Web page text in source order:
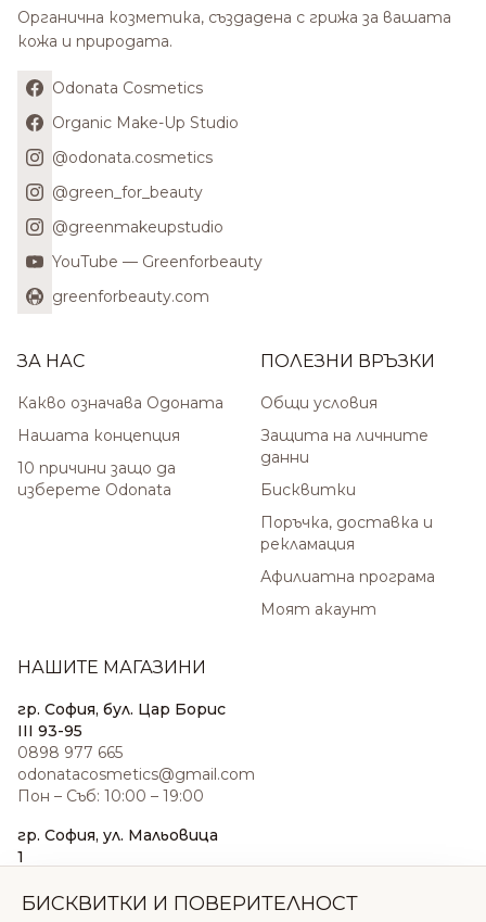
Органична козметика, създадена с грижа за вашата
кожа и природата.
Odonata Cosmetics
Organic Make-Up Studio
@odonata.cosmetics
@green_for_beauty
@greenmakeupstudio
YouTube — Greenforbeauty
greenforbeauty.com
ЗА НАС
Какво означава Одоната
Нашата концепция
10 причини защо да
изберете Odonata
ПОЛЕЗНИ ВРЪЗКИ
Общи условия
Защита на личните
данни
Бисквитки
Поръчка, доставка и
рекламация
Афилиатна програма
Моят акаунт
НАШИТЕ МАГАЗИНИ
гр. София, бул. Цар Борис
III 93-95
0898 977 665
odonatacosmetics@gmail.com
Пон – Съб: 10:00 – 19:00
гр. София, ул. Мальовица
1
sales@odonatacosmetics.com
БИСКВИТКИ И ПОВЕРИТЕЛНОСТ